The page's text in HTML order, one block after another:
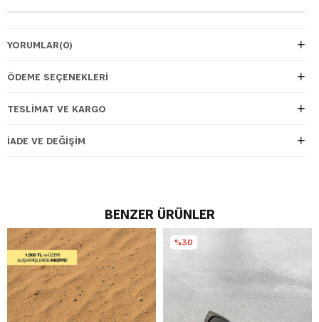
YORUMLAR(0)
ÖDEME SEÇENEKLERI
TESLIMAT VE KARGO
İADE VE DEĞIŞIM
BENZER ÜRÜNLER
%30